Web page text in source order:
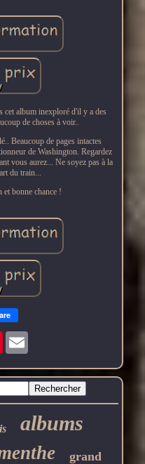
cet album inexploré d'il y a des
de choses à voir..
Beaucoup de pages intactes
de Washington. Regardez
vous aurez... Ne soyez pas à la
du train...
bonne chance !
Pinterest
albums
grand